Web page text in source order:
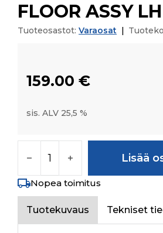
FLOOR ASSY LH
Tuoteosastot: Varaosat
159.00 €
sis. ALV 25,5 %
Lisää
Nopea toimitus
Tuotekuvaus Tekniset